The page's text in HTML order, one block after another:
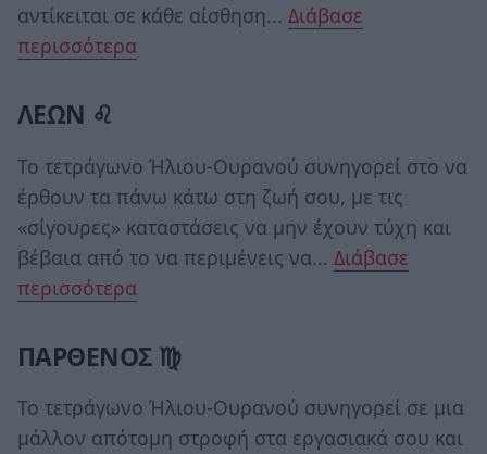
αντίκειται σε κάθε αίσθηση... Διάβασε
περισσότερα
ΛΕΩΝ ♌
Το τετράγωνο Ήλιου-Ουρανού συνηγορεί στο να
έρθουν τα πάνω κάτω στη ζωή σου, με τις
«σίγουρες» καταστάσεις να μην έχουν τύχη και
βέβαια από το να περιμένεις να... Διάβασε
περισσότερα
ΠΑΡΘΕΝΟΣ ♍
Το τετράγωνο Ήλιου-Ουρανού συνηγορεί σε μια
μάλλον απότομη στροφή στα εργασιακά σου και